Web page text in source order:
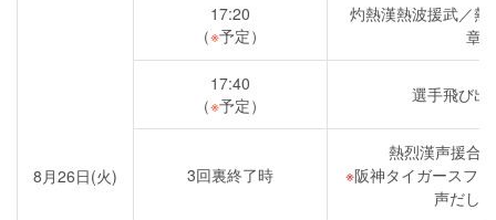
8月26日(火)
17:20
（※予定）
灼熱漢熱波援武／熱
章〜
17:40
（※予定） 選手飛び出
3回裏終了時
熱烈漢声援合
阪神タイガースフ
声だし